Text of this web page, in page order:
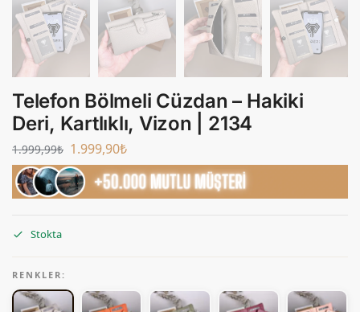
Telefon Bölmeli Cüzdan – Hakiki
Deri, Kartlıklı, Vizon | 2134
1.999,99₺ 1.999,90₺
Stokta
RENKLER: